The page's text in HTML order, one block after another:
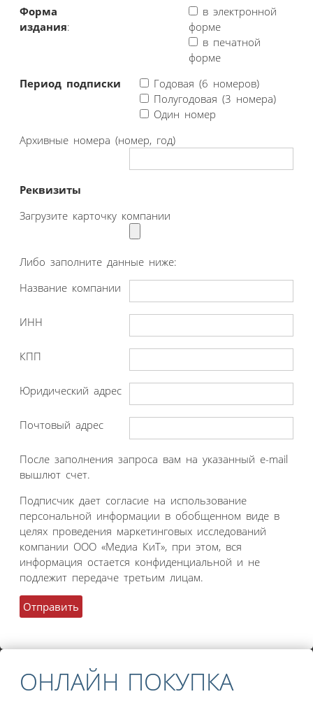
Форма
издания:
в электронной
форме
в печатной
форме
Период подписки
Годовая (6 номеров)
Полугодовая (3 номера)
Один номер
Архивные номера (номер, год)
Реквизиты
Загрузите карточку компании
Либо заполните данные ниже:
Название компании
ИНН
КПП
Юридический адрес
Почтовый адрес
После заполнения запроса вам на указанный e-mail
вышлют счет.
Подписчик дает согласие на использование
персональной информации в обобщенном виде в
целях проведения маркетинговых исследований
компании ООО «Медиа КиТ», при этом, вся
информация остается конфиденциальной и не
подлежит передаче третьим лицам.
ОНЛАЙН ПОКУПКА